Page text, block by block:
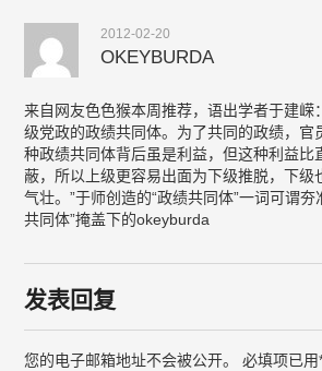
2012-02-20
OKEYBURDA
来自网友色色猴本周推荐，语出学者于建嵘
级党政的政绩共同体。为了共同的政绩，
种政绩共同体背后虽是利益，但这种利益比
蔽，所以上级更容易出面为下级推脱，下级
气壮。”于师创造的“政绩共同体”一词可谓夯
共同体”掩盖下的okeyburda
发表回复
您的电子邮箱地址不会被公开。 必填项已用